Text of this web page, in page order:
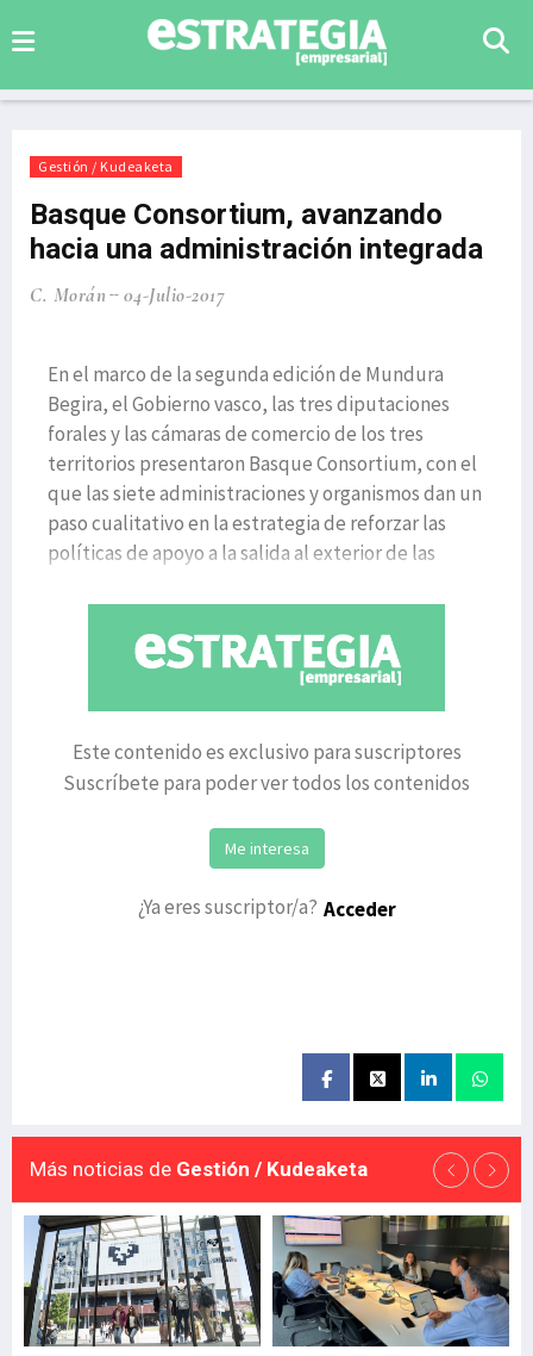
Gestión / Kudeaketa
Basque Consortium, avanzando
hacia una administración integrada
C. Morán 04-Julio-2017
En el marco de la segunda edición de Mundura
Begira, el Gobierno vasco, las tres diputaciones
forales y las cámaras de comercio de los tres
territorios presentaron Basque Consortium, con el
que las siete administraciones y organismos dan un
paso cualitativo en la estrategia de reforzar las
políticas de apoyo a la salida al exterior de las
Este contenido es exclusivo para suscriptores
Suscríbete para poder ver todos los contenidos
Me interesa
¿Ya eres suscriptor/a? Acceder
Más noticias de Gestión / Kudeaketa